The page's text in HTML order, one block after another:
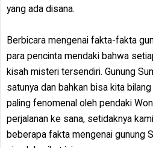
yang ada disana.
Berbicara mengenai fakta-fakta
para pencinta mendaki bahwa
kisah misteri tersendiri. Gunung
satunya dan bahkan bisa kita
paling fenomenal oleh pendaki
perjalanan ke sana, setidaknya
beberapa fakta mengenai gunung